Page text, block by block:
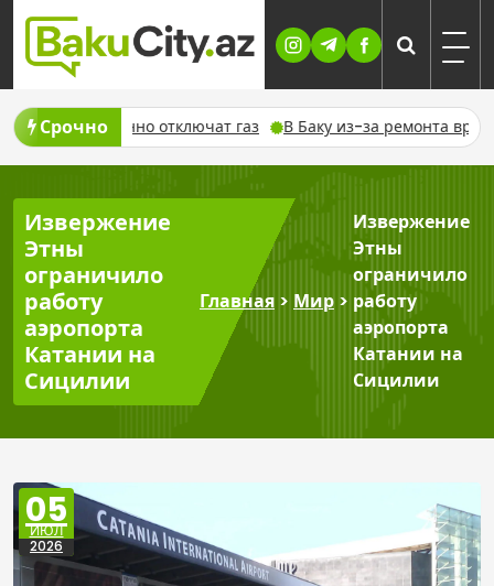
Skip
content
Срочно
временно отключат газ В Баку из-за ремонта временно
Извержение
Этны
ограничило
работу
аэропорта
Катании на
Сицилии
Главная > Мир >
Извержение
Этны
ограничило
работу
аэропорта
Катании на
Сицилии
05
ИЮЛ
2026